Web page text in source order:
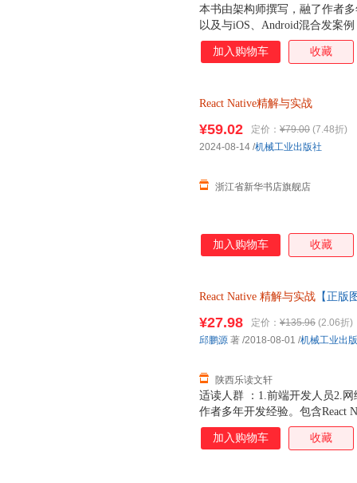
本书由架构师撰写，融了作者
以及与iOS、Android混合发案
加入购物车 收藏
React Native精解与实战
¥59.02 定价： ¥79.00 (7.48折)
浙江省新华书店旗舰店
2024-08-14 /机械工业出版社
加入购物车 收藏
React Native 精解与实战 【正版
适读人群 ：1.前端开发人员2.
作者多年开发经验。包含React
合开发案例，精选了大量实例
¥27.98 定价： ¥135.96 (2.06折)
陕西乐读文轩
邱鹏源 著 /2018-08-01 /机械工业出
加入购物车 收藏